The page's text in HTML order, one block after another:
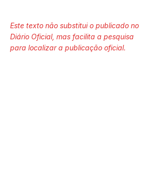
Este texto não substitui o publicado no
Diário Oficial, mas facilita a pesquisa
para localizar a publicação oficial.